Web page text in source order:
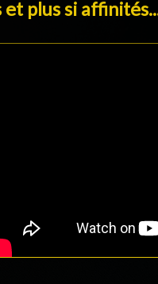
plus si